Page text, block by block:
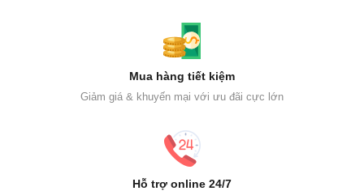
Mua hàng tiết kiệm
Giảm giá & khuyến mại với ưu đãi cực lớn
Hỗ trợ online 24/7